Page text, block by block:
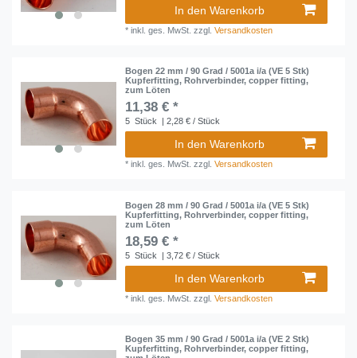
In den Warenkorb
*inkl. ges. MwSt. zzgl.Versandkosten
Bogen 22 mm / 90 Grad / 5001a i/a (VE 5 Stk)
Kupferfitting, Rohrverbinder, copper fitting,
zum Löten
11,38 € *
5 Stück | 2,28 € / Stück
In den Warenkorb
*inkl. ges. MwSt. zzgl.Versandkosten
Bogen 28 mm / 90 Grad / 5001a i/a (VE 5 Stk)
Kupferfitting, Rohrverbinder, copper fitting,
zum Löten
18,59 € *
5 Stück | 3,72 € / Stück
In den Warenkorb
*inkl. ges. MwSt. zzgl.Versandkosten
Bogen 35 mm / 90 Grad / 5001a i/a (VE 2 Stk)
Kupferfitting, Rohrverbinder, copper fitting,